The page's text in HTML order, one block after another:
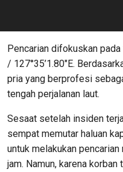
Pencarian difokuskan pada
/ 127°35’1.80″E.
pria yang berprofesi
tengah perjalanan laut.
Sesaat setelah insiden
sempat memutar haluan
untuk melakukan
jam. Namun, karena